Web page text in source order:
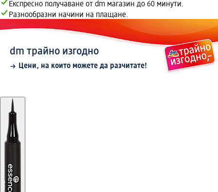
Експресно получаване от dm магазин до 60 минути.
Разнообразни начини на плащане.
dm трайно изгодно
Цени, на които можете да разчитате!